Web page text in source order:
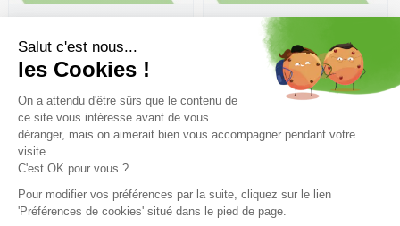
Bientot disponible
PICTURE ORGANIC Akna
Baggy Pantalon /noir
229,90€
Bientot disponible
PICTURE ORGANIC Plan
Pantalon /noir
189,90€